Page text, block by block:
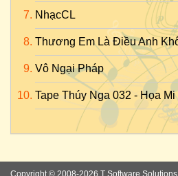
NhạcCL
Thương Em Là Điều Anh
Vô Ngại Pháp
Tape Thúy Nga 032 - Họa
Copyright © 2008-2026 T Software Solutions